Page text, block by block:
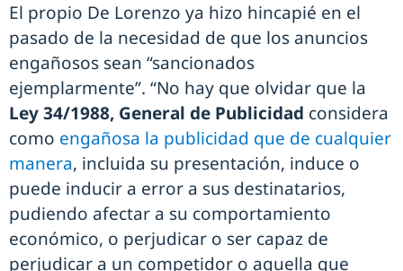
El propio De Lorenzo ya hizo hincapié en el
pasado de la necesidad de que los anuncios
engañosos sean “sancionados
ejemplarmente”. “No hay que olvidar que la
Ley 34/1988, General de Publicidad considera
como engañosa la publicidad que de cualquier
manera, incluida su presentación, induce o
puede inducir a error a sus destinatarios,
pudiendo afectar a su comportamiento
económico, o perjudicar o ser capaz de
perjudicar a un competidor o aquella que